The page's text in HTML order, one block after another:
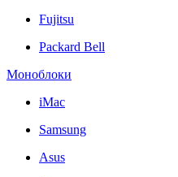
Fujitsu
Packard Bell
Моноблоки
iMac
Samsung
Asus